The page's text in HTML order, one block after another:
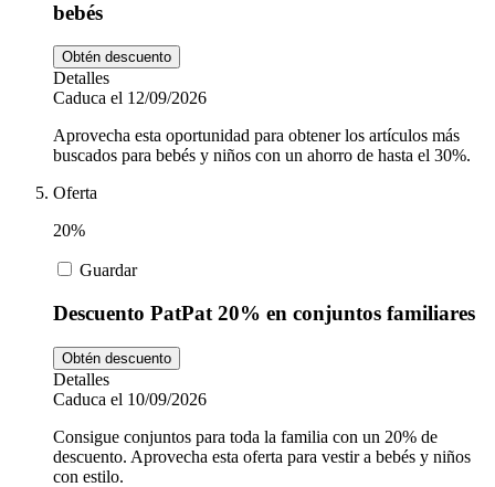
bebés
Obtén descuento
Detalles
Caduca el 12/09/2026
Aprovecha esta oportunidad para obtener los artículos más
buscados para bebés y niños con un ahorro de hasta el 30%.
Oferta
20%
Guardar
Descuento PatPat 20% en conjuntos familiares
Obtén descuento
Detalles
Caduca el 10/09/2026
Consigue conjuntos para toda la familia con un 20% de
descuento. Aprovecha esta oferta para vestir a bebés y niños
con estilo.